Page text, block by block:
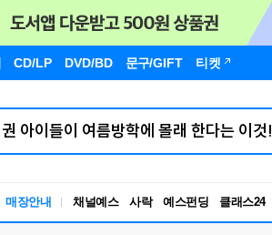
CD/LP DVD/BD 문구/GIFT 티켓
매장안내 채널예스 사락 예스펀딩 클래스24